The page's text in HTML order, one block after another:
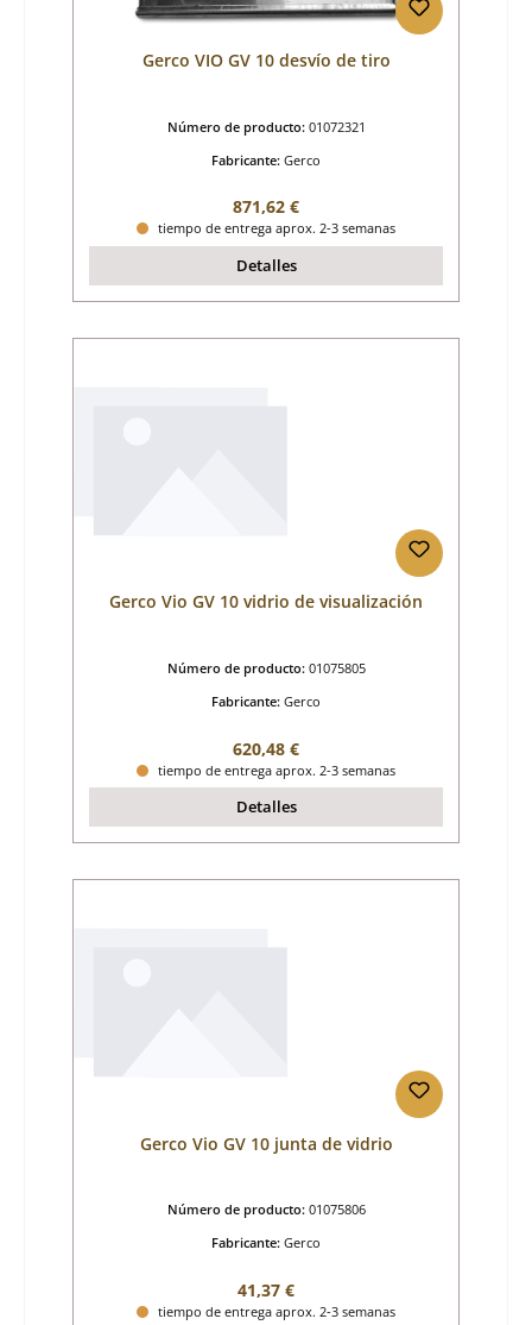
Gerco VIO GV 10 desvío de tiro
Número de producto: 01072321
Fabricante: Gerco
Precio normal:
871,62 €
tiempo de entrega aprox. 2-3 semanas
Detalles
Gerco Vio GV 10 vidrio de visualización
Número de producto: 01075805
Fabricante: Gerco
Precio normal:
620,48 €
tiempo de entrega aprox. 2-3 semanas
Detalles
Gerco Vio GV 10 junta de vidrio
Número de producto: 01075806
Fabricante: Gerco
Precio normal:
41,37 €
tiempo de entrega aprox. 2-3 semanas